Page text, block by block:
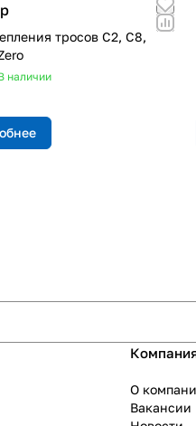
p
тросов C2, C8,
наличии
О
Вакансии